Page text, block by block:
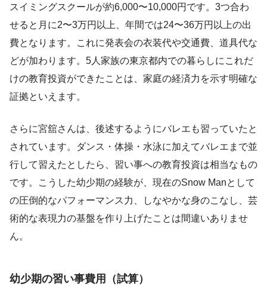
スイミングスクールが約6,000〜10,000円です。3つ合わ
せると月に2〜3万円以上、年間では24〜36万円以上の出
費となります。これに発表会の衣装代や交通費、道具代な
どが加わります。5人家族の東京都内での暮らしにこれだ
けの教育投資ができたことは、家庭の経済力を示す明確な
証拠といえます。
さらに宮舘さんは、後述するようにバレエも習っていたと
されています。ダンス・体操・水泳に加えてバレエまで並
行して習えたとしたら、習い事への教育投資は相当なもの
です。こうした幼少期の経験が、現在のSnow Manとして
の圧倒的なパフォーマンス力、しなやかな身のこなし、芸
術的な表現力の基盤を作り上げたことは間違いありませ
ん。
幼少期の習い事費用（試算）